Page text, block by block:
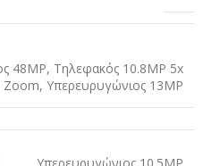
48MP, Τηλεφακός 10.8MP 5x
Zoom, Υπερευρυγώνιος 13MP